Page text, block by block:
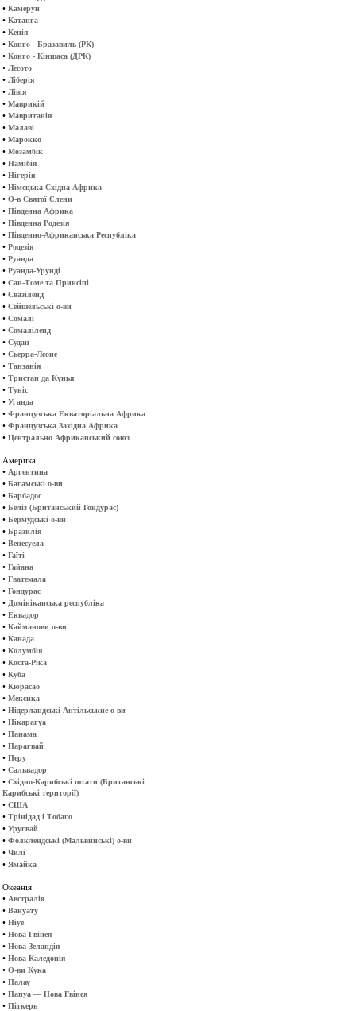
• Камерун
• Катанга
• Кенія
• Конго - Бразавиль (РК)
• Конго - Кіншаса (ДРК)
• Лесото
• Ліберія
• Лівія
• Маврикій
• Мавританія
• Малаві
• Марокко
• Мозамбік
• Намібія
• Нігерія
• Німецька Східна Африка
• О-в Святої Єлени
• Південна Африка
• Південна Родезія
• Південно-Африканська Республіка
• Родезія
• Руанда
• Руанда-Урунді
• Сан-Томе та Принсіпі
• Свазіленд
• Сейшельські о-ви
• Сомалі
• Сомаліленд
• Судан
• Сьерра-Леоне
• Танзанія
• Тристан да Кунья
• Туніс
• Уганда
• Французська Екваторіальна Африка
• Французська Західна Африка
• Центрально Африканський союз
Америка
• Аргентина
• Багамські о-ви
• Барбадос
• Беліз (Британський Гондурас)
• Бермудські о-ви
• Бразилія
• Венесуела
• Гаїті
• Гайана
• Гватемала
• Гондурас
• Домініканська республіка
• Еквадор
• Кайманови о-ви
• Канада
• Колумбія
• Коста-Ріка
• Куба
• Кюрасао
• Мексика
• Нідерландські Антільськие о-ви
• Нікарагуа
• Панама
• Парагвай
• Перу
• Сальвадор
• Східно-Карибські штати (Британські
Карибські території)
• США
• Трінідад і Тобаго
• Уругвай
• Фолклендські (Мальвинські) о-ви
• Чилі
• Ямайка
Океанія
• Австралія
• Вануату
• Ніуе
• Нова Гвінея
• Нова Зеландія
• Нова Каледонія
• О-ви Кука
• Палау
• Папуа — Нова Гвінея
• Піткерн